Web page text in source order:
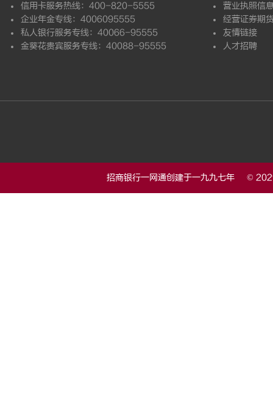
信用卡服务热线：400-820-5555
企业年金专线：4006095555
私人银行服务专线：40066-95555
金葵花贵宾服务专线：40088-95555
营业执照信
经营证券期
友情链接
人才招聘
招商银行一网通创建于一九九七年 ©